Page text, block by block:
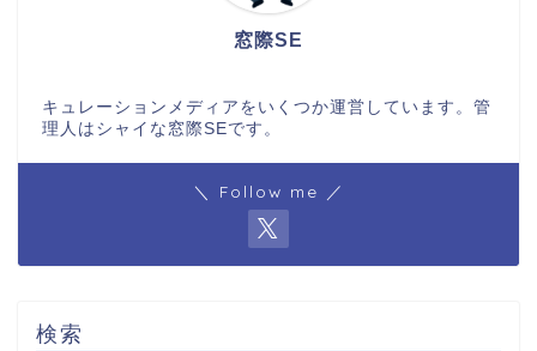
窓際SE
キュレーションメディアをいくつか運営しています。管
理人はシャイな窓際SEです。
＼ Follow me ／
検索